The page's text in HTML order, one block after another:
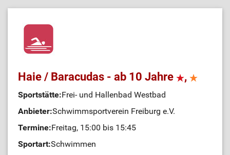
Haie / Baracudas - ab 10 Jahre ,
Sportstätte:Frei- und Hallenbad Westbad
Anbieter:Schwimmsportverein Freiburg e.V.
Termine:Freitag, 15:00 bis 15:45
Sportart:Schwimmen